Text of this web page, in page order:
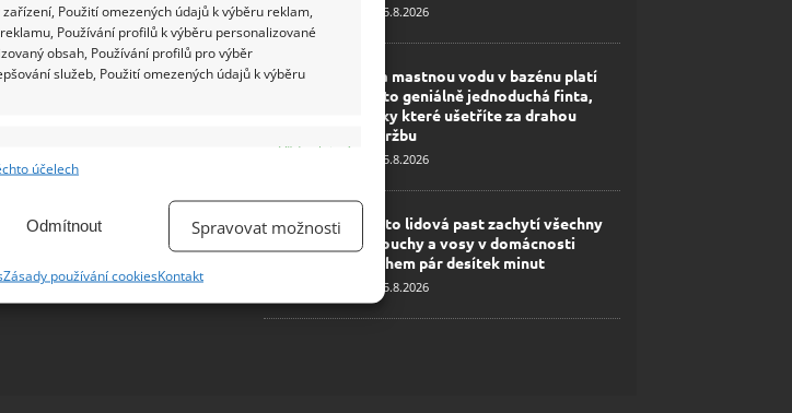
Použití omezených údajů k výběru reklam,
Používání profilů k výběru personalizované
obsah, Používání profilů pro výběr
služeb, Použití omezených údajů k výběru
Vždy aktivní
přenášených informací.
účelech
Odmítnout Spravovat možnosti
Zásady používání cookiesKontakt
5.8.2026
Na mastnou vodu v bazénu platí
tato geniálně jednoduchá finta,
díky které ušetříte za drahou
údržbu
5.8.2026
Tato lidová past zachytí všechny
mouchy a vosy v domácnosti
během pár desítek minut
5.8.2026